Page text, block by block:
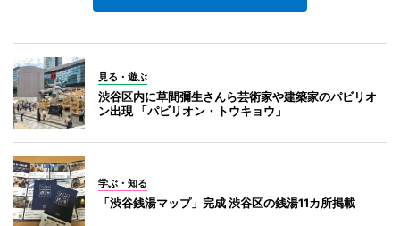
見る・遊ぶ
渋谷区内に草間彌生さんら芸術家や建築家のパビリオ
ン出現 「パビリオン・トウキョウ」
学ぶ・知る
「渋谷銭湯マップ」完成 渋谷区の銭湯11カ所掲載